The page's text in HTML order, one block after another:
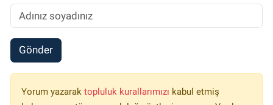
Gönder
Yorum yazarak topluluk kurallarımızı kabul etmiş